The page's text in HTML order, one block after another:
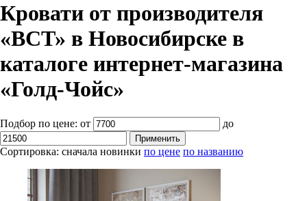
Кровати от производителя
«ВСТ» в Новосибирске в
каталоге интернет-магазина
«Голд-Чойс»
Подбор по цене: от до
Сортировка: сначала новинки по цене по названию